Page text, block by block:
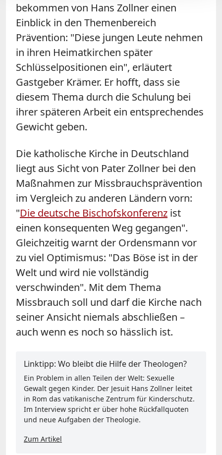
bekommen von Hans Zollner einen
Einblick in den Themenbereich
Prävention: "Diese jungen Leute nehmen
in ihren Heimatkirchen später
Schlüsselpositionen ein", erläutert
Gastgeber Krämer. Er hofft, dass sie
diesem Thema durch die Schulung bei
ihrer späteren Arbeit ein entsprechendes
Gewicht geben.
Die katholische Kirche in Deutschland
liegt aus Sicht von Pater Zollner bei den
Maßnahmen zur Missbrauchsprävention
im Vergleich zu anderen Ländern vorn:
"Die deutsche Bischofskonferenz ist
einen konsequenten Weg gegangen".
Gleichzeitig warnt der Ordensmann vor
zu viel Optimismus: "Das Böse ist in der
Welt und wird nie vollständig
verschwinden". Mit dem Thema
Missbrauch soll und darf die Kirche nach
seiner Ansicht niemals abschließen –
auch wenn es noch so hässlich ist.
Linktipp: Wo bleibt die Hilfe der Theologen?
Ein Problem in allen Teilen der Welt: Sexuelle
Gewalt gegen Kinder. Der Jesuit Hans Zollner leitet
in Rom das vatikanische Zentrum für Kinderschutz.
Im Interview spricht er über hohe Rückfallquoten
und neue Aufgaben der Theologie.
Zum Artikel